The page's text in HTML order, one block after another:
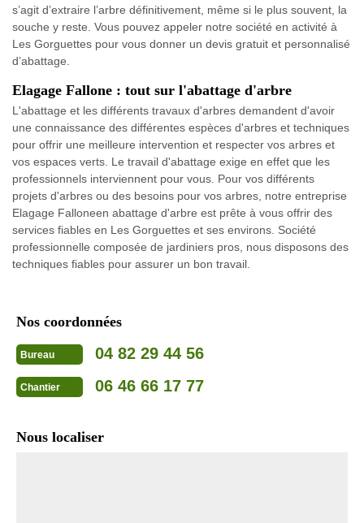
s’agit d’extraire l’arbre définitivement, même si le plus souvent, la
souche y reste. Vous pouvez appeler notre société en activité à
Les Gorguettes pour vous donner un devis gratuit et personnalisé
d’abattage.
Elagage Fallone : tout sur l'abattage d'arbre
L'abattage et les différents travaux d'arbres demandent d'avoir
une connaissance des différentes espèces d'arbres et techniques
pour offrir une meilleure intervention et respecter vos arbres et
vos espaces verts. Le travail d'abattage exige en effet que les
professionnels interviennent pour vous. Pour vos différents
projets d'arbres ou des besoins pour vos arbres, notre entreprise
Elagage Falloneen abattage d'arbre est prête à vous offrir des
services fiables en Les Gorguettes et ses environs. Société
professionnelle composée de jardiniers pros, nous disposons des
techniques fiables pour assurer un bon travail.
Nos coordonnées
Bureau 04 82 29 44 56
Chantier 06 46 66 17 77
Nous localiser